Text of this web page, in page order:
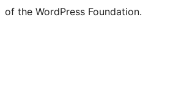
of the WordPress Foundation.